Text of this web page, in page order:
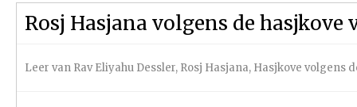
Rosj Hasjana volgens de hasjkove
Leer van Rav Eliyahu Dessler, Rosj Hasjana, Hasjkove volgens